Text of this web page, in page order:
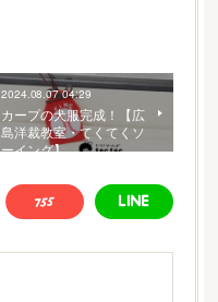
2024.08.07 04:29
カープの犬服完成！【広
島洋裁教室・てくてくソ
ーイング】